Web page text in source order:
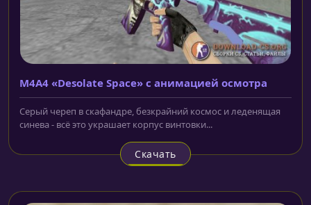
M4A4 «Desolate Space» с анимацией осмотра
Серый череп в скафандре, безкрайний космос и леденящая
синева - всё это украшает корпус винтовки...
Скачать